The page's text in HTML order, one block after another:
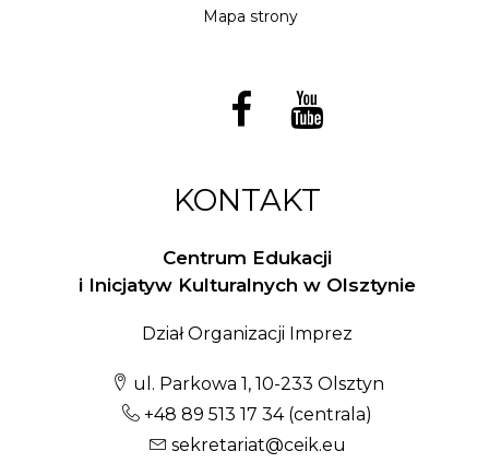
Mapa strony
KONTAKT
Centrum Edukacji
i Inicjatyw Kulturalnych w Olsztynie
Dział Organizacji Imprez
ul. Parkowa 1, 10-233 Olsztyn
+48 89 513 17 34(centrala)
sekretariat@ceik.eu